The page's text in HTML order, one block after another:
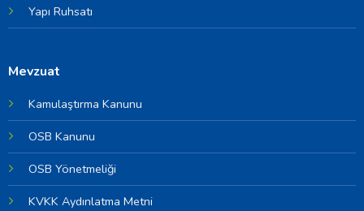
Yapı Ruhsatı
Mevzuat
Kamulaştırma Kanunu
OSB Kanunu
OSB Yönetmeliği
KVKK Aydınlatma Metni